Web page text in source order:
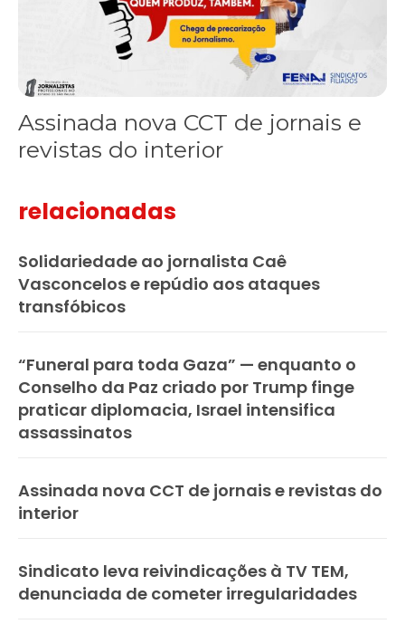
Assinada nova CCT de jornais e
revistas do interior
relacionadas
Solidariedade ao jornalista Caê
Vasconcelos e repúdio aos ataques
transfóbicos
“Funeral para toda Gaza” — enquanto o
Conselho da Paz criado por Trump finge
praticar diplomacia, Israel intensifica
assassinatos
Assinada nova CCT de jornais e revistas do
interior
Sindicato leva reivindicações à TV TEM,
denunciada de cometer irregularidades